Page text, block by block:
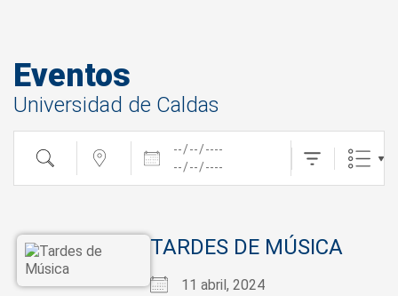
Eventos
Universidad de Caldas
Buscar cerca... Fechas
TARDES DE MÚSICA
11 abril, 2024